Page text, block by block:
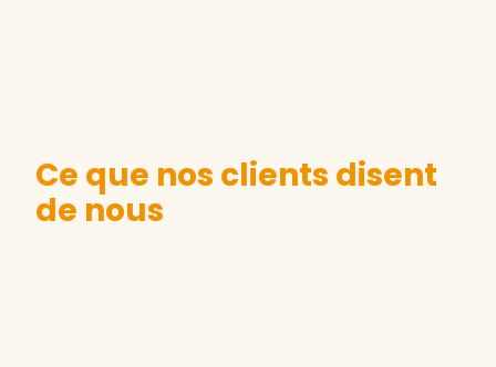
Ce que nos clients disent
de nous